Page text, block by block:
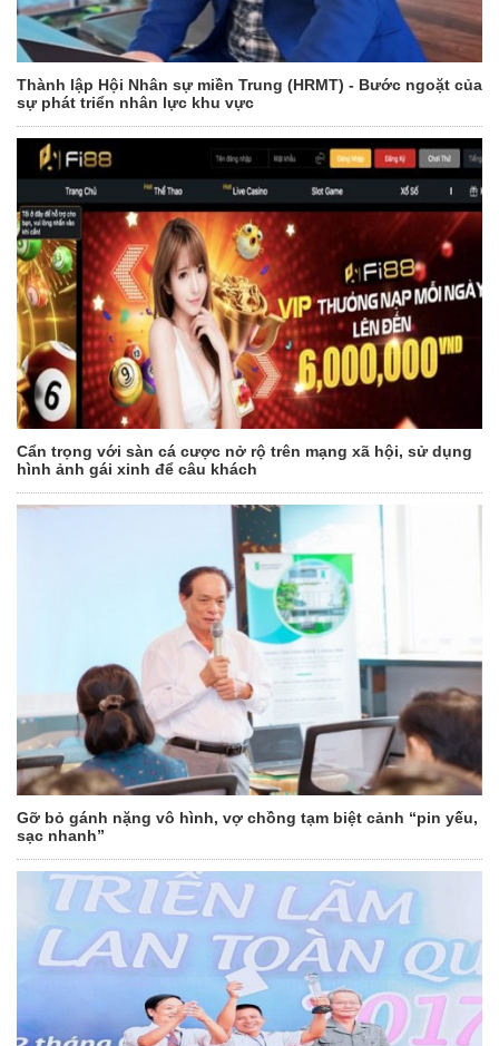
Thành lập Hội Nhân sự miền Trung (HRMT) - Bước ngoặt của
sự phát triển nhân lực khu vực
Cẩn trọng với sàn cá cược nở rộ trên mạng xã hội, sử dụng
hình ảnh gái xinh để câu khách
Gỡ bỏ gánh nặng vô hình, vợ chồng tạm biệt cảnh “pin yếu,
sạc nhanh”